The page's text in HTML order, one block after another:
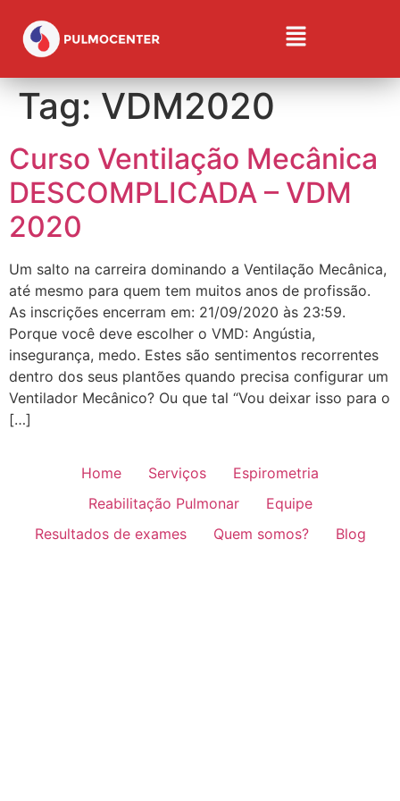
Tag:VDM2020
Curso Ventilação Mecânica
DESCOMPLICADA – VDM
2020
Um salto na carreira dominando a Ventilação Mecânica,
até mesmo para quem tem muitos anos de profissão.
As inscrições encerram em: 21/09/2020 às 23:59.
Porque você deve escolher o VMD: Angústia,
insegurança, medo. Estes são sentimentos recorrentes
dentro dos seus plantões quando precisa configurar um
Ventilador Mecânico? Ou que tal “Vou deixar isso para o
[…]
Home Serviços
Espirometria
Reabilitação Pulmonar
Equipe
Resultados de exames
Quem somos? Blog